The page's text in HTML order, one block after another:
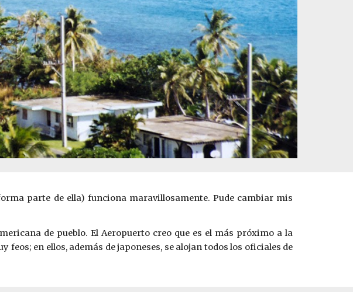
parte de ella) funciona maravillosamente. Pude cambiar mis
de pueblo. El Aeropuerto creo que es el más próximo a la
en ellos, además de japoneses, se alojan todos los oficiales de